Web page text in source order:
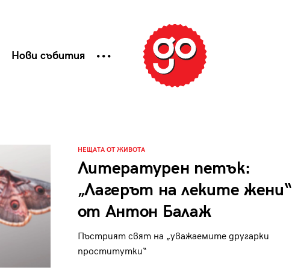
Нови събития
НЕЩАТА ОТ ЖИВОТА
Литературен петък:
„Лагерът на леките жени“
от Антон Балаж
Пъстрият свят на „уважаемите другарки
проститутки“